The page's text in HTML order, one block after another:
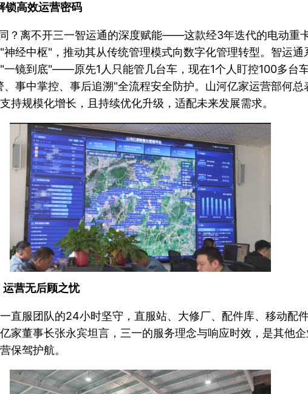
锁高效运营密码
？离不开三一智运通的深度赋能——这款经3年迭代的电动重
经中枢"，推动其从传统管理模式向数字化管理转型。智运通
一镜到底"——原先1人只能管几台车，现在1个人盯控100多台
事中掌控、事后追溯"全流程安全防护。山河亿家运营部何总
持规模化增长，且持续优化升级，适配未来发展需求。
营无后顾之忧
直服团队的24小时坚守，直服站、大修厂、配件库、移动配
家董事长张永宾坦言，三一的服务理念与响应时效，是其他
保驾护航。